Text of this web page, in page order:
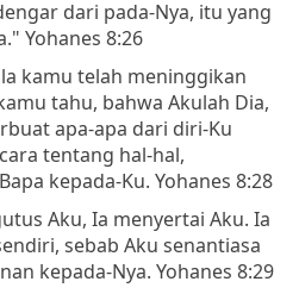
dari pada-Nya, itu yang
Yohanes 8:26
kamu telah meninggikan
tahu, bahwa Akulah Dia,
apa-apa dari diri-Ku
tentang hal-hal,
kepada-Ku. Yohanes 8:28
Aku, Ia menyertai Aku. Ia
sebab Aku senantiasa
kepada-Nya. Yohanes 8:29